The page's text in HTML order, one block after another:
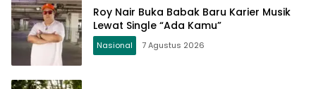
Roy Nair Buka Babak Baru Karier Musik
Lewat Single “Ada Kamu”
Nasional 7 Agustus 2026